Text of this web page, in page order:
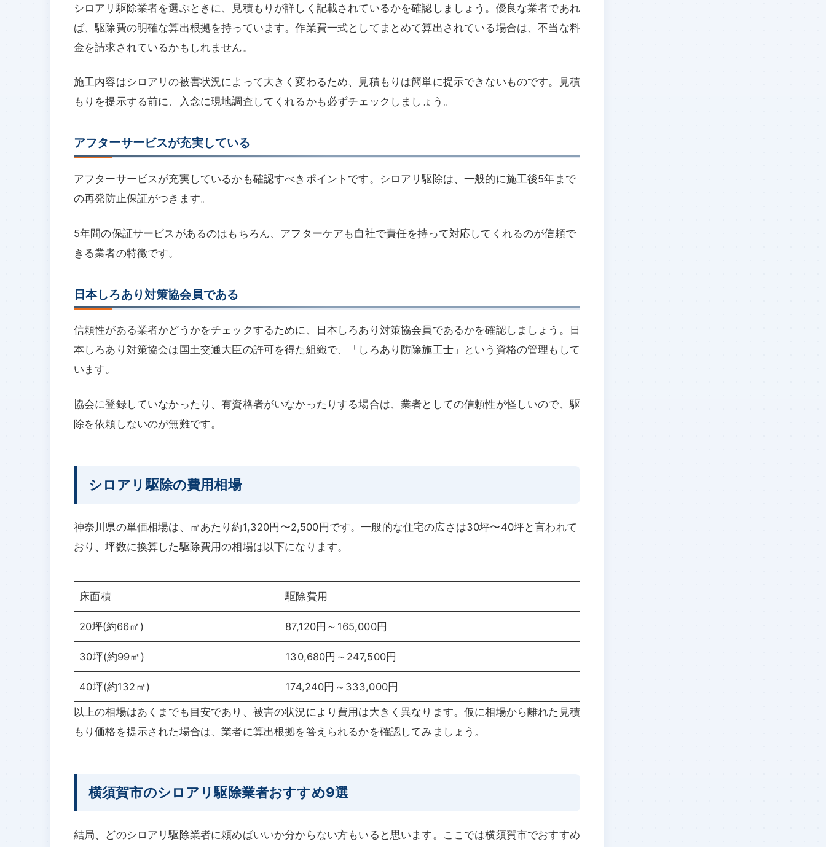
シロアリ駆除業者を選ぶときに、見積もりが詳しく記載されているかを確認しましょう。優良な業者であれ
ば、駆除費の明確な算出根拠を持っています。作業費一式としてまとめて算出されている場合は、不当な料
金を請求されているかもしれません。
施工内容はシロアリの被害状況によって大きく変わるため、見積もりは簡単に提示できないものです。見積
もりを提示する前に、入念に現地調査してくれるかも必ずチェックしましょう。
アフターサービスが充実している
アフターサービスが充実しているかも確認すべきポイントです。シロアリ駆除は、一般的に施工後5年まで
の再発防止保証がつきます。
5年間の保証サービスがあるのはもちろん、アフターケアも自社で責任を持って対応してくれるのが信頼で
きる業者の特徴です。
日本しろあり対策協会員である
信頼性がある業者かどうかをチェックするために、日本しろあり対策協会員であるかを確認しましょう。日
本しろあり対策協会は国土交通大臣の許可を得た組織で、「しろあり防除施工士」という資格の管理もして
います。
協会に登録していなかったり、有資格者がいなかったりする場合は、業者としての信頼性が怪しいので、駆
除を依頼しないのが無難です。
シロアリ駆除の費用相場
神奈川県の単価相場は、㎡あたり約1,320円〜2,500円です。一般的な住宅の広さは30坪〜40坪と言われて
おり、坪数に換算した駆除費用の相場は以下になります。
床面積 駆除費用
20坪(約66㎡) 87,120円～165,000円
30坪(約99㎡) 130,680円～247,500円
40坪(約132㎡) 174,240円～333,000円
以上の相場はあくまでも目安であり、被害の状況により費用は大きく異なります。仮に相場から離れた見積
もり価格を提示された場合は、業者に算出根拠を答えられるかを確認してみましょう。
横須賀市のシロアリ駆除業者おすすめ9選
結局、どのシロアリ駆除業者に頼めばいいか分からない方もいると思います。ここでは横須賀市でおすすめ